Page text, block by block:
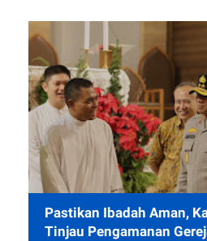
Pastikan Ibadah Aman,
Tinjau Pengamanan